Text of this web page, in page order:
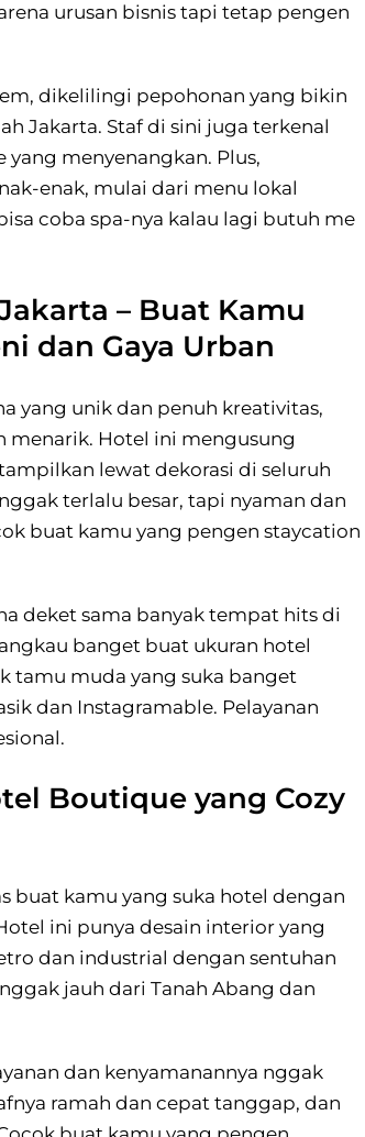
urusan bisnis tapi tetap pengen
dikelilingi pepohonan yang bikin
Jakarta. Staf di sini juga terkenal
menyenangkan. Plus,
enak, mulai dari menu lokal
coba spa-nya kalau lagi butuh me
– Buat Kamu
dan Gaya Urban
yang unik dan penuh kreativitas,
menarik. Hotel ini mengusung
lewat dekorasi di seluruh
terlalu besar, tapi nyaman dan
buat kamu yang pengen staycation
deket sama banyak tempat hits di
banget buat ukuran hotel
tamu muda yang suka banget
dan Instagramable. Pelayanan
Boutique yang Cozy
buat kamu yang suka hotel dengan
ini punya desain interior yang
dan industrial dengan sentuhan
jauh dari Tanah Abang dan
dan kenyamanannya nggak
ramah dan cepat tanggap, dan